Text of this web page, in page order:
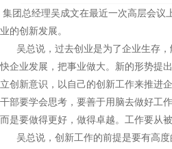
集团总经理吴成文在最近一次高层会议
业的创新发展。
吴总说，过去创业是为了企业生存，
快企业发展，把事业做大。新的形势提
立创新意识，以自己的创新工作来推进
干部要学会思考，要善于用脑去做好工
而是要做得更好，做得卓越。工作要从
吴总说，创新工作的前提是要有高度